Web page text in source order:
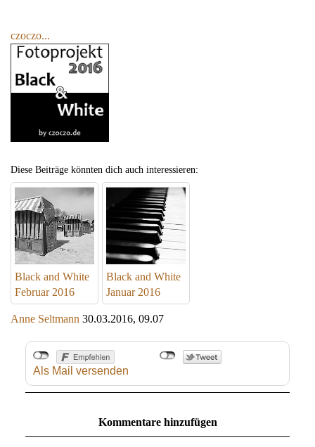
czoczo...
Diese Beiträge könnten dich auch interessieren:
Black and White
Februar 2016
Black and White
Januar 2016
Anne Seltmann 30.03.2016, 09.07
Als Mail versenden
Kommentare hinzufügen